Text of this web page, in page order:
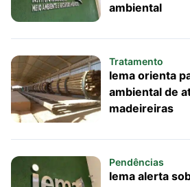
ambiental
Tratamento
Iema orienta
ambiental de
madeireiras
Pendências
Iema alerta